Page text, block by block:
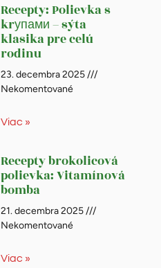
Recepty: Polievka s
krупами – sýta
klasika pre celú
rodinu
23. decembra 2025
Nekomentované
Viac »
Recepty brokolicová
polievka: Vitamínová
bomba
21. decembra 2025
Nekomentované
Viac »